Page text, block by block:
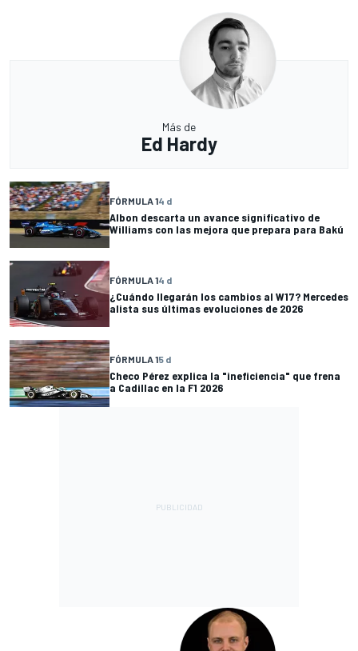
Más de
Ed Hardy
FÓRMULA 14 d
Albon descarta un avance significativo de
Williams con las mejora que prepara para Bakú
FÓRMULA 14 d
¿Cuándo llegarán los cambios al W17? Mercedes
alista sus últimas evoluciones de 2026
FÓRMULA 15 d
Checo Pérez explica la "ineficiencia" que frena
a Cadillac en la F1 2026